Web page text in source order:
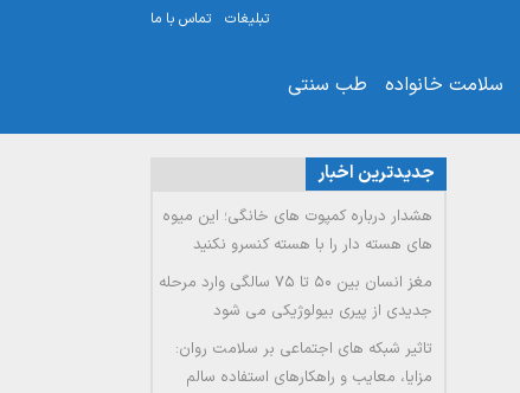
تبلیغات تماس با ما
سلامت خانواده طب سنتی
جدیدترین اخبار
هشدار درباره کمپوت های خانگی؛ این میوه
های هسته دار را با هسته کنسرو نکنید
مغز انسان بین ۵۰ تا ۷۵ سالگی وارد مرحله
جدیدی از پیری بیولوژیکی می شود
تاثیر شبکه های اجتماعی بر سلامت روان:
مزایا، معایب و راهکارهای استفاده سالم